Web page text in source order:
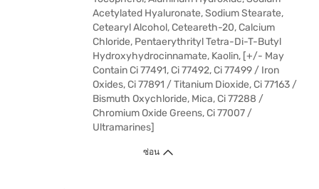
Acetylated Hyaluronate, Sodium Stearate,
Cetearyl Alcohol, Ceteareth-20, Calcium
Chloride, Pentaerythrityl Tetra-Di-T-Butyl
Hydroxyhydrocinnamate, Kaolin, [+/- May
Contain Ci 77491, Ci 77492, Ci 77499 / Iron
Oxides, Ci 77891 / Titanium Dioxide, Ci 77163 /
Bismuth Oxychloride, Mica, Ci 77288 /
Chromium Oxide Greens, Ci 77007 /
Ultramarines]
ซ่อน